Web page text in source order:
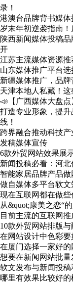
录！
港澳台品牌背书媒
岁末年初逆袭指南！
陕西新闻媒体投稿
开
江苏主流媒体资源
山东媒体推广平台
新疆媒体推广，品牌
天津本地人私藏！
📣【广西媒体大盘
打造专业形象，提
线！
跨界融合推动科技
发稿媒体宣传
6款外贸网站效果展
新闻投稿必看：河北
智能家居品牌产品
做自媒体多平台软
现在互联网都在做
从&quot;康美之恋“
目前主流的互联网
10款外贸网站排版
在网站设计中色彩要
在厦门选择一家好
想要在新闻网站批
软文发布与新闻投
哪里有效果比较好